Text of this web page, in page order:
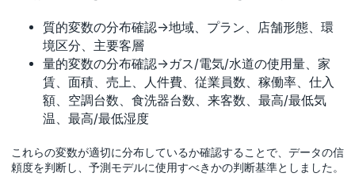
質的変数の分布確認→地域、プラン、店舗形態、環
境区分、主要客層
量的変数の分布確認→ガス/電気/水道の使用量、家
賃、面積、売上、人件費、従業員数、稼働率、仕入
額、空調台数、食洗器台数、来客数、最高/最低気
温、最高/最低湿度
これらの変数が適切に分布しているか確認することで、データの信
頼度を判断し、予測モデルに使用すべきかの判断基準としました。